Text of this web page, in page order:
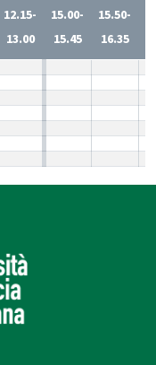
12.15-
13.00
15.00-
15.45
15.50-
16.35